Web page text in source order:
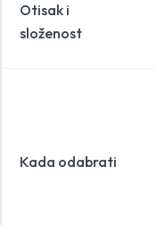
Otisak i
složenost
Kada odabrati